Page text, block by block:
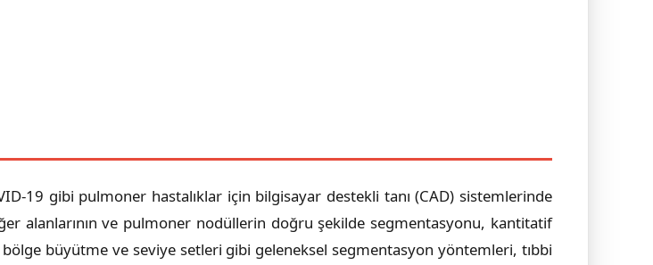
19 gibi pulmoner hastalıklar için bilgisayar destekli tanı (CAD) sistemlerinde
alanlarının ve pulmoner nodüllerin doğru şekilde segmentasyonu, kantitatif
bölge büyütme ve seviye setleri gibi geleneksel segmentasyon yöntemleri, tıbbi